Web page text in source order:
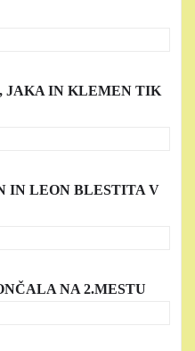
JAKA IN KLEMEN TIK
IN LEON BLESTITA V
NA 2.MESTU